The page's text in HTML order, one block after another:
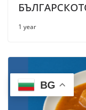
1 year
BG